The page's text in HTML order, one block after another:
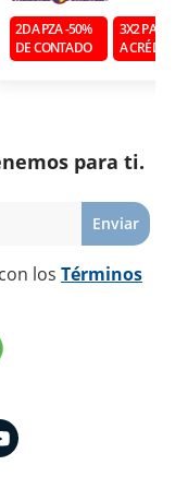
2DA PZA -50%
DE CONTADO
3X2
A CRÉDITO
para ti.
Enviar
los Términos